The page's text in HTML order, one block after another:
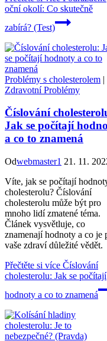
oční okolí: Co skutečně
zabírá? (Test)
Problémy s cholesterolem |
Zdravotní Problémy
Číslování
Jak se počítají
a co to znamená
Odwebmaster1 21. 11.
Víte, jak se počítají
cholesterolu? Číslování
cholesterolu může být pro
mnoho lidí zmatené téma.
Článek vysvětluje, co
znamenají hodnoty a co je
vaše zdraví důležité vědět.
Přečtěte si více Číslování
cholesterolu: Jak se počítají
hodnoty a co to znamená